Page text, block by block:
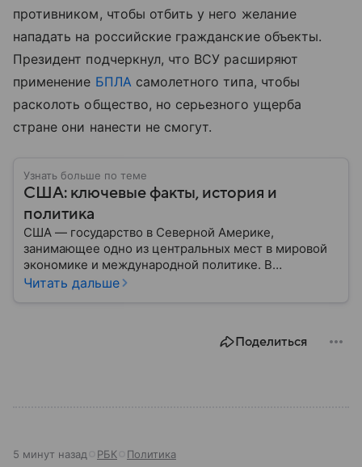
противником, чтобы отбить у него желание
нападать на российские гражданские объекты.
Президент подчеркнул, что ВСУ расширяют
применение БПЛА самолетного типа, чтобы
расколоть общество, но серьезного ущерба
стране они нанести не смогут.
Узнать больше по теме
США: ключевые факты, история и
политика
США — государство в Северной Америке,
занимающее одно из центральных мест в мировой
экономике и международной политике. В
материале — основные сведения об этой стране.
Читать дальше
Поделиться
5 минут назад РБК Политика